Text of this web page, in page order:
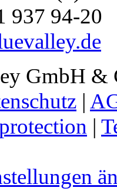
937 94-20
GmbH &
|
|